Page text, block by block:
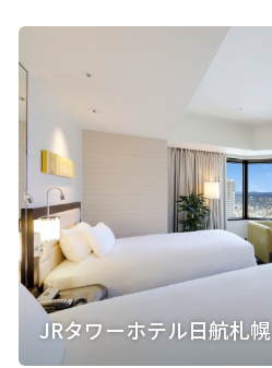
JRタワーホテル日航札幌